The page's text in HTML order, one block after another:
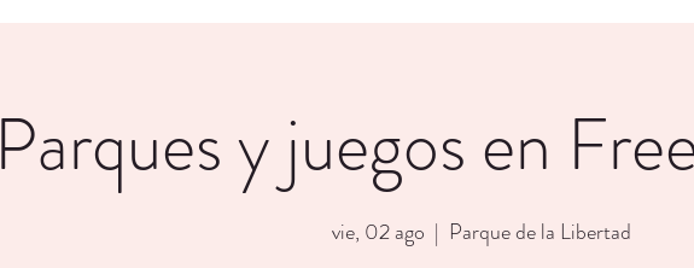
Parques y juegos en
vie, 02 ago
  |
Parque de la Libertad